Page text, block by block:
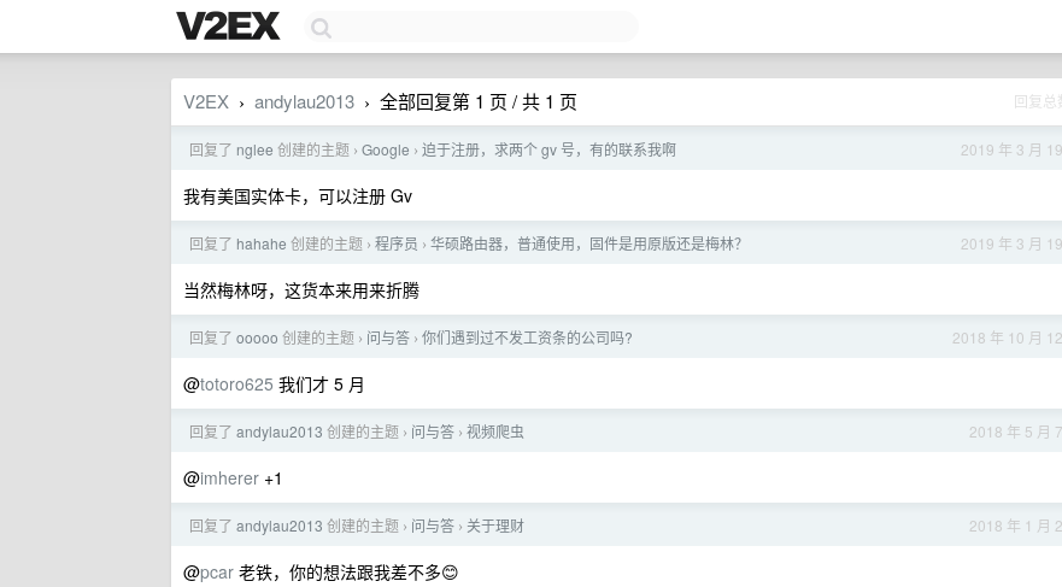
V2EX › andylau2013 › 全部回复第 1 页 / 共 1 页 回复总
2019 年 3 月
回复了 nglee 创建的主题 › Google › 迫于注册，求两个 gv 号，有的联系我啊
我有美国实体卡，可以注册 Gv
2019 年 3 月
回复了 hahahe 创建的主题 › 程序员 › 华硕路由器，普通使用，固件是用原版还是梅林？
当然梅林呀，这货本来用来折腾
2018 年 10 月
回复了 ooooo 创建的主题 › 问与答 › 你们遇到过不发工资条的公司吗?
@totoro625 我们才 5 月
2018 年 5 月
回复了 andylau2013 创建的主题 › 问与答 › 视频爬虫
@imherer +1
2018 年 1 月
回复了 andylau2013 创建的主题 › 问与答 › 关于理财
@pcar 老铁，你的想法跟我差不多😊